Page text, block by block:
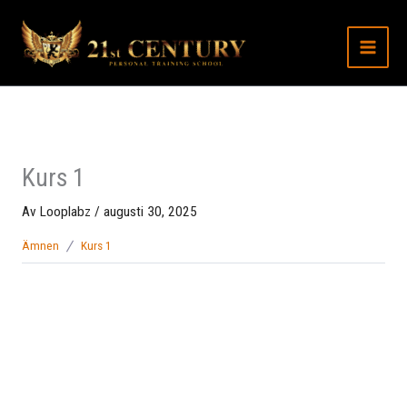
innehåll
Kurs 1
Av Looplabz / augusti 30, 2025
Ämnen Kurs 1